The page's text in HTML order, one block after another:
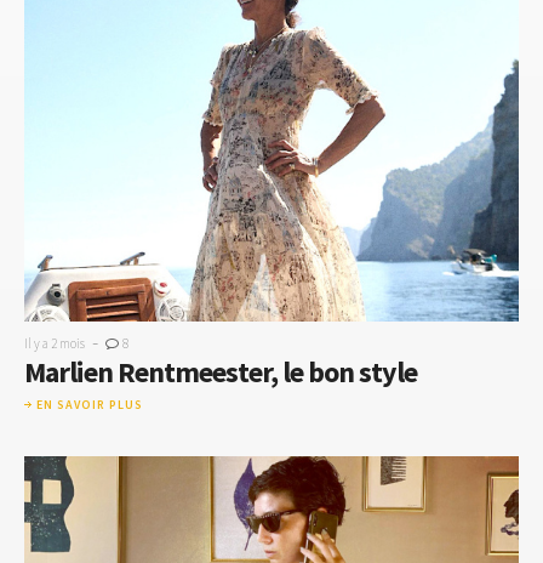
Il y a 2 mois - 8
Marlien Rentmeester, le bon style
EN SAVOIR PLUS